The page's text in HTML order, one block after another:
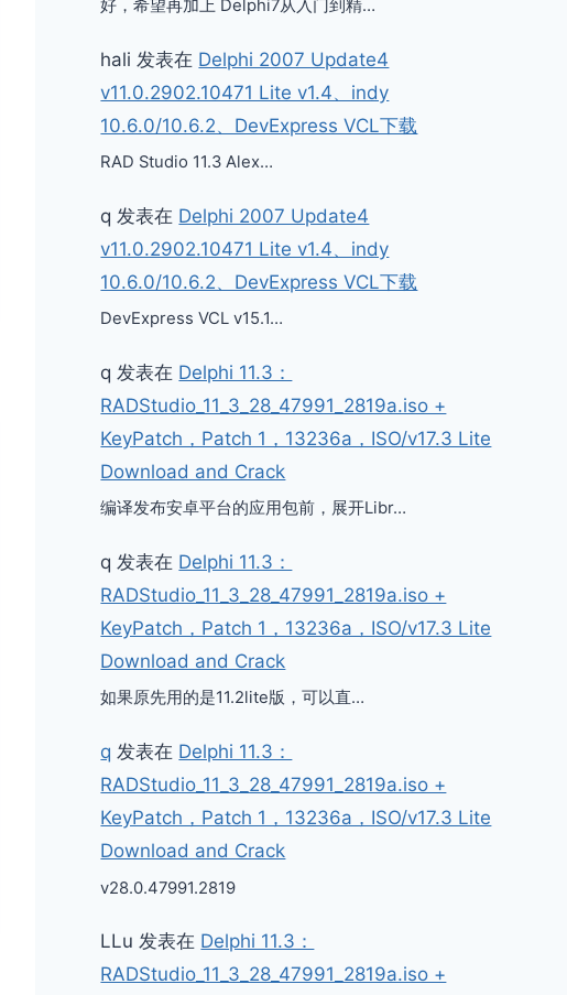
好，希望再加上 Delphi7从入门到精…
hali 发表在 Delphi 2007 Update4
v11.0.2902.10471 Lite v1.4、indy
10.6.0/10.6.2、DevExpress VCL下载
RAD Studio 11.3 Alex…
q 发表在 Delphi 2007 Update4
v11.0.2902.10471 Lite v1.4、indy
10.6.0/10.6.2、DevExpress VCL下载
DevExpress VCL v15.1…
q 发表在 Delphi 11.3：
RADStudio_11_3_28_47991_2819a.iso +
KeyPatch，Patch 1，13236a，ISO/v17.3 Lite
Download and Crack
编译发布安卓平台的应用包前，展开Libr…
q 发表在 Delphi 11.3：
RADStudio_11_3_28_47991_2819a.iso +
KeyPatch，Patch 1，13236a，ISO/v17.3 Lite
Download and Crack
如果原先用的是11.2lite版，可以直…
q 发表在 Delphi 11.3：
RADStudio_11_3_28_47991_2819a.iso +
KeyPatch，Patch 1，13236a，ISO/v17.3 Lite
Download and Crack
v28.0.47991.2819
LLu 发表在 Delphi 11.3：
RADStudio_11_3_28_47991_2819a.iso +